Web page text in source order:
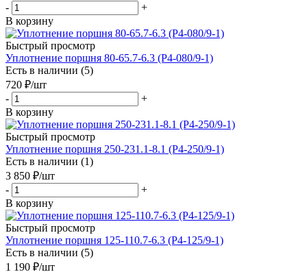
-
+
В корзину
Быстрый просмотр
Уплотнение поршня 80-65.7-6.3 (P4-080/9-1)
Есть в наличии (5)
720 ₽/шт
-
+
В корзину
Быстрый просмотр
Уплотнение поршня 250-231.1-8.1 (P4-250/9-1)
Есть в наличии (1)
3 850 ₽/шт
-
+
В корзину
Быстрый просмотр
Уплотнение поршня 125-110.7-6.3 (P4-125/9-1)
Есть в наличии (5)
1 190 ₽/шт